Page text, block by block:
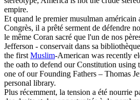
empire.
Et quand le premiermusulman américain
Congrès, il a prêté serment de défendre
le même Coran sacré que l'un de nos
Jefferson - conservait dans sa
the firstMuslim-American was recently
the oath to defend our Constitution using
one of our Founding Fathers – Thomas
personal library.
Plus récemment, la tension a été nourrie